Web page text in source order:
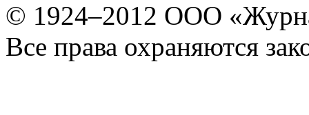
© 1924–2012 ООО
Все права охраняются